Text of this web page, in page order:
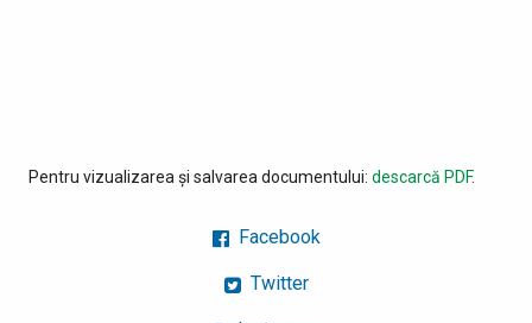
Pentru vizualizarea și salvarea documentului: descarcă PDF.
Facebook
Twitter